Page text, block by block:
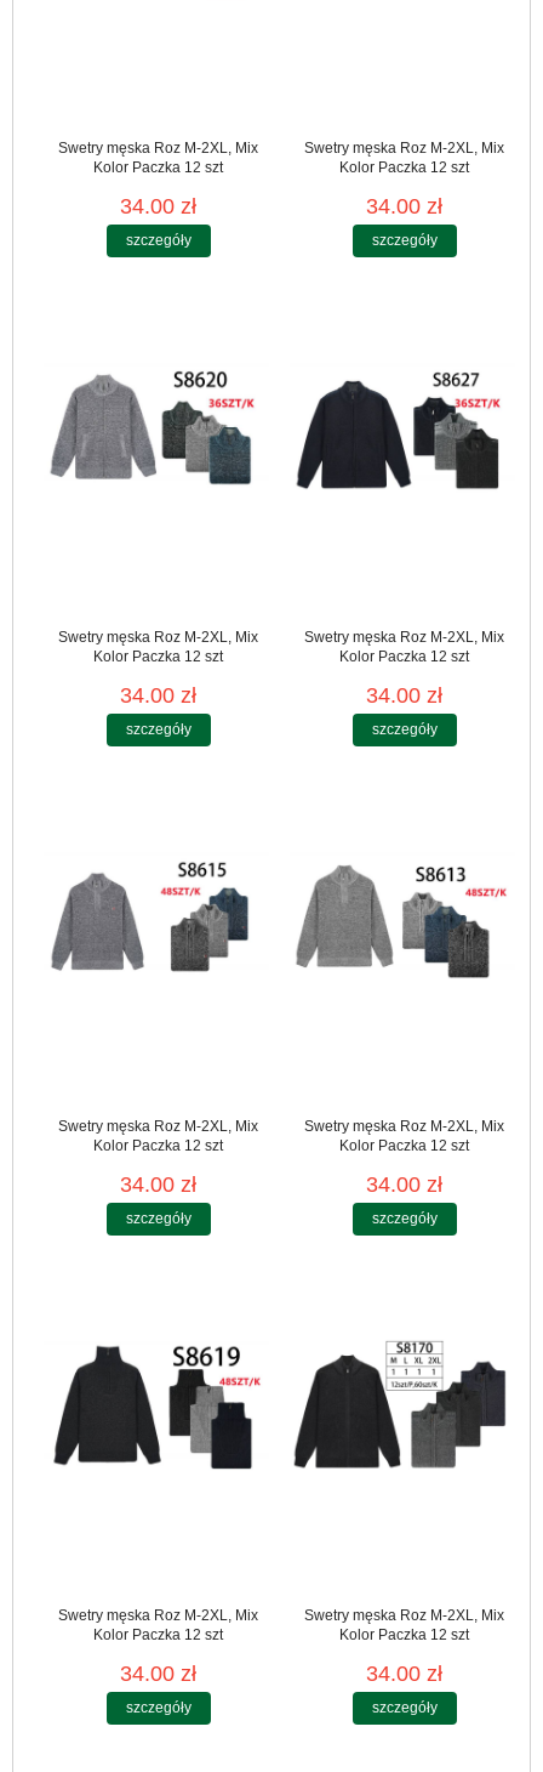
Swetry męska Roz M-2XL, Mix
Kolor Paczka 12 szt
34.00 zł
szczegóły
Swetry męska Roz M-2XL, Mix
Kolor Paczka 12 szt
34.00 zł
szczegóły
Swetry męska Roz M-2XL, Mix
Kolor Paczka 12 szt
34.00 zł
szczegóły
Swetry męska Roz M-2XL, Mix
Kolor Paczka 12 szt
34.00 zł
szczegóły
Swetry męska Roz M-2XL, Mix
Kolor Paczka 12 szt
34.00 zł
szczegóły
Swetry męska Roz M-2XL, Mix
Kolor Paczka 12 szt
34.00 zł
szczegóły
Swetry męska Roz M-2XL, Mix
Kolor Paczka 12 szt
34.00 zł
szczegóły
Swetry męska Roz M-2XL, Mix
Kolor Paczka 12 szt
34.00 zł
szczegóły